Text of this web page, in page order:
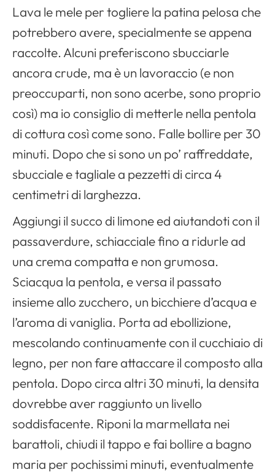
Lava le mele per togliere la patina pelosa che
potrebbero avere, specialmente se appena
raccolte. Alcuni preferiscono sbucciarle
ancora crude, ma è un lavoraccio (e non
preoccuparti, non sono acerbe, sono proprio
così) ma io consiglio di metterle nella pentola
di cottura così come sono. Falle bollire per 30
minuti. Dopo che si sono un po’ raffreddate,
sbucciale e tagliale a pezzetti di circa 4
centimetri di larghezza.
Aggiungi il succo di limone ed aiutandoti con il
passaverdure, schiacciale fino a ridurle ad
una crema compatta e non grumosa.
Sciacqua la pentola, e versa il passato
insieme allo zucchero, un bicchiere d’acqua e
l’aroma di vaniglia. Porta ad ebollizione,
mescolando continuamente con il cucchiaio di
legno, per non fare attaccare il composto alla
pentola. Dopo circa altri 30 minuti, la densita
dovrebbe aver raggiunto un livello
soddisfacente. Riponi la marmellata nei
barattoli, chiudi il tappo e fai bollire a bagno
maria per pochissimi minuti, eventualmente